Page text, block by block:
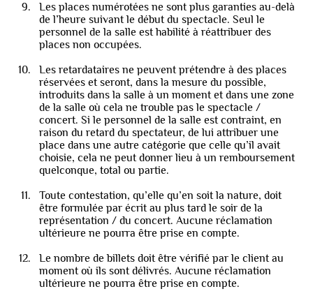
Les places numérotées ne sont plus garanties au-delà
de l’heure suivant le début du spectacle. Seul le
personnel de la salle est habilité à réattribuer des
places non occupées.
Les retardataires ne peuvent prétendre à des places
réservées et seront, dans la mesure du possible,
introduits dans la salle à un moment et dans une zone
de la salle où cela ne trouble pas le spectacle /
concert. Si le personnel de la salle est contraint, en
raison du retard du spectateur, de lui attribuer une
place dans une autre catégorie que celle qu’il avait
choisie, cela ne peut donner lieu à un remboursement
quelconque, total ou partie.
Toute contestation, qu’elle qu’en soit la nature, doit
être formulée par écrit au plus tard le soir de la
représentation / du concert. Aucune réclamation
ultérieure ne pourra être prise en compte.
Le nombre de billets doit être vérifié par le client au
moment où ils sont délivrés. Aucune réclamation
ultérieure ne pourra être prise en compte.